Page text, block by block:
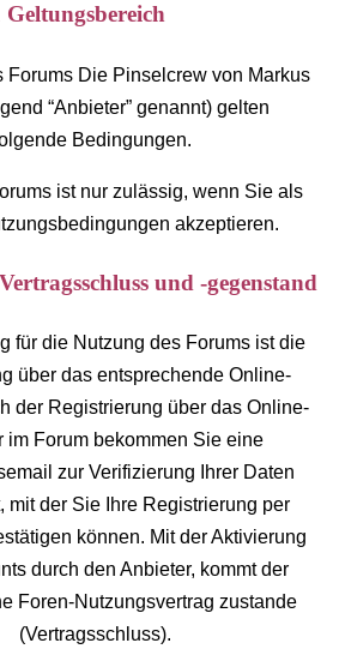
Geltungsbereich
Forums Die Pinselcrew von Markus
“Anbieter” genannt) gelten
Bedingungen.
ist nur zulässig, wenn Sie als
akzeptieren.
und -gegenstand
für die Nutzung des Forums ist die
über das entsprechende Online-
der Registrierung über das Online-
im Forum bekommen Sie eine
zur Verifizierung Ihrer Daten
mit der Sie Ihre Registrierung per
können. Mit der Aktivierung
durch den Anbieter, kommt der
Foren-Nutzungsvertrag zustande
(Vertragsschluss).